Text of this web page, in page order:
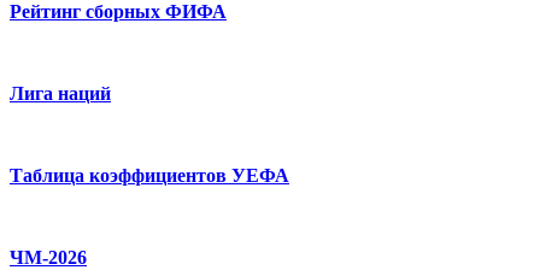
Рейтинг сборных ФИФА
Лига наций
Таблица коэффициентов УЕФА
ЧМ-2026